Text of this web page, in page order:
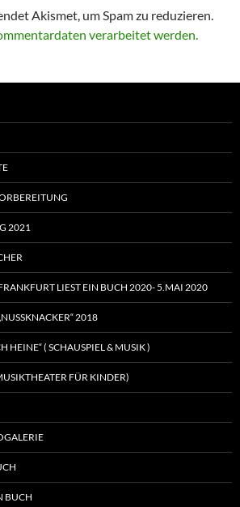
Akismet, um Spam zu reduzieren.
verarbeitet werden.
2021
LIEST EIN BUCH 2020- 5.MAI 2020
2018
HEINE“ ( SCHAUSPIEL & MUSIK )
FÜR KINDER)
BUCH